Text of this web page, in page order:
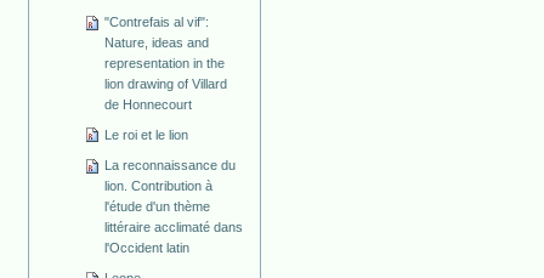
"Contrefais al vif":
Nature, ideas and
representation in the
lion drawing of Villard
de Honnecourt
Le roi et le lion
La reconnaissance du
lion. Contribution à
l'étude d'un thème
littéraire acclimaté dans
l'Occident latin